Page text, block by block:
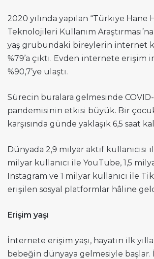
2020 yılında yapılan “Türkiye Hane
Teknolojileri Kullanım
yaş grubundaki bireylerin internet
%79’a çıktı. Evden internete erişim
%90,7’ye ulaştı.
Sürecin buralara gelmesinde COVID-
pandemisinin etkisi büyük. Bir
karşısında günde yaklaşık 6,5 saat
Dünyada 2,9 milyar aktif kullanıcısı
milyar kullanıcı ile YouTube, 1,5
Instagram ve 1 milyar kullanıcı ile
erişilen sosyal platformlar hâline
Erişim yaşı
İnternete erişim yaşı, hayatın ilk
bebeğin dünyaya gelmesiyle başlar.